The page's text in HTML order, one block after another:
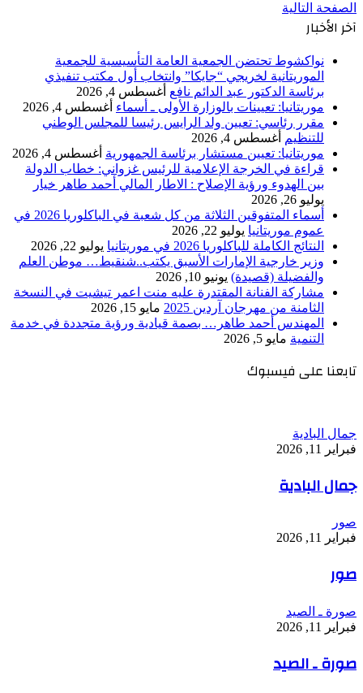
الصفحة التالية
آخر الأخبار
نواكشوط تحتضن الجمعية العامة التأسيسية للجمعية
الموريتانية لخريجي “جايكا” وانتخاب أول مكتب تنفيذي
برئاسة الدكتور عبد الدائم نافع أغسطس 4, 2026
موريتانيا: تعيينات بالوزارة الأولى ـ أسماء أغسطس 4, 2026
مقرر رئاسي: تعيين ولد الرايس رئيسا للمجلس الوطني
للتنظيم أغسطس 4, 2026
موريتانيا: تعيين مستشار برئاسة الجمهورية أغسطس 4, 2026
قراءة في الخرجة الإعلامية للرئيس غزواني: خطاب الدولة
بين الهدوء ورؤية الإصلاح : الاطار المالي أحمد طاهر خيار
يوليو 26, 2026
أسماء المتفوقين الثلاثة من كل شعبة في الباكلوريا 2026 في
عموم موريتانيا يوليو 22, 2026
النتائج الكاملة للباكلوريا 2026 في موريتانيا
يوليو 22, 2026
وزير خارجية الإمارات الأسبق يكتب..شنقيط… موطن العلم
والفضيلة (قصيدة) يونيو 10, 2026
مشاركة الفنانة المقتدرة عليه منت اعمر تيشيت في النسخة
الثامنة من مهرجان آردين 2025
مايو 15, 2026
المهندس أحمد طاهر… بصمة قيادية ورؤية متجددة في خدمة
التنمية مايو 5, 2026
تابعنا على فيسبوك
جمال البادية
فبراير 11, 2026
جمال البادية
صور
فبراير 11, 2026
صور
صورة ـ الصيد
فبراير 11, 2026
صورة ـ الصيد